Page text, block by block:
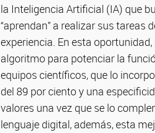
la Inteligencia Artificial (IA) que
“aprendan” a realizar sus
experiencia. En esta
algoritmo para potenciar la
equipos científicos, que lo
del 89 por ciento y una
valores una vez que se lo
lenguaje digital, además, esta